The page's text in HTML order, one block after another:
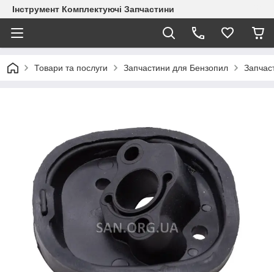
Інструмент Комплектуючі Запчастини
Товари та послуги Запчастини для Бензопил